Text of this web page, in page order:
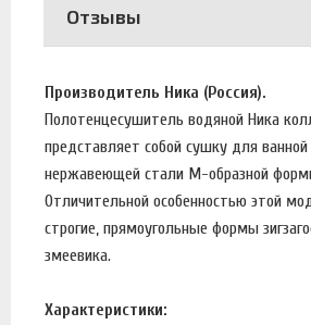
Отзывы
Производитель Ника (Россия).
Полотенцесушитель водяной Ника
представляет собой сушку для ванной
нержавеющей стали М-образной
Отличительной особенностью этой
строгие, прямоугольные формы
змеевика.
Характеристики: